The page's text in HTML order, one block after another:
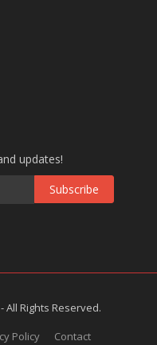
updates!
Subscribe
All Rights Reserved.
Policy Contact